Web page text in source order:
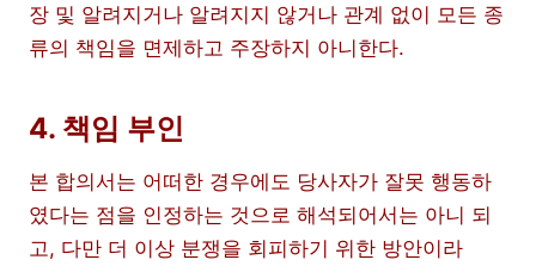
장 및 알려지거나 알려지지 않거나 관계 없이 모든 종
류의 책임을 면제하고 주장하지 아니한다.
4. 책임 부인
본 합의서는 어떠한 경우에도 당사자가 잘못 행동하
였다는 점을 인정하는 것으로 해석되어서는 아니 되
고, 다만 더 이상 분쟁을 회피하기 위한 방안이라